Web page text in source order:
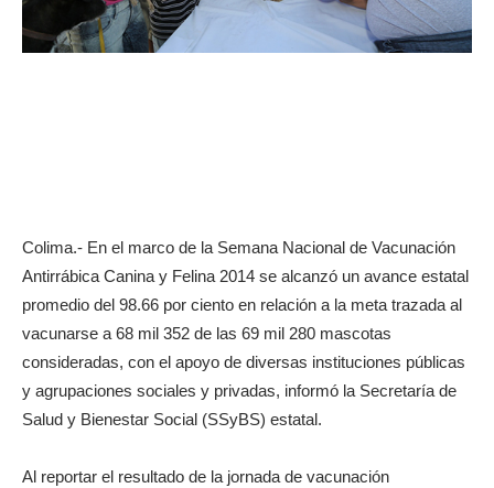
Colima.- En el marco de la Semana Nacional de Vacunación
Antirrábica Canina y Felina 2014 se alcanzó un avance estatal
promedio del 98.66 por ciento en relación a la meta trazada al
vacunarse a 68 mil 352 de las 69 mil 280 mascotas
consideradas, con el apoyo de diversas instituciones públicas
y agrupaciones sociales y privadas, informó la Secretaría de
Salud y Bienestar Social (SSyBS) estatal.
Al reportar el resultado de la jornada de vacunación